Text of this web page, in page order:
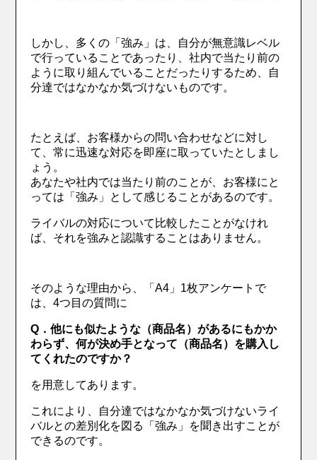
しかし、多くの「強み」は、自分が無意識レベル
で行っていることであったり、社内で当たり前の
ように取り組んでいることだったりするため、自
分達ではなかなか気づけないものです。
たとえば、お客様からの問い合わせなどに対し
て、常に迅速な対応を即座に取っていたとしまし
ょう。
あなたや社内では当たり前のことが、お客様にと
っては「強み」として感じることがあるのです。
ライバルの対応について比較したことがなけれ
ば、それを強みと認識することはありません。
そのような理由から、「A4」1枚アンケートで
は、4つ目の質問に
Q．他にも似たような（商品名）があるにもかか
わらず、何が決め手となって（商品名）を購入し
てくれたのですか？
を用意してあります。
これにより、自分達ではなかなか気づけないライ
バルとの差別化を図る「強み」を聞き出すことが
できるのです。